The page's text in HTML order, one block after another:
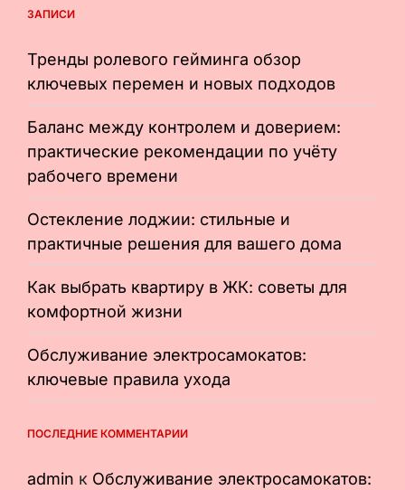
ЗАПИСИ
Тренды ролевого гейминга обзор
ключевых перемен и новых подходов
Баланс между контролем и доверием:
практические рекомендации по учёту
рабочего времени
Остекление лоджии: стильные и
практичные решения для вашего дома
Как выбрать квартиру в ЖК: советы для
комфортной жизни
Обслуживание электросамокатов:
ключевые правила ухода
ПОСЛЕДНИЕ КОММЕНТАРИИ
admin к Обслуживание электросамокатов: